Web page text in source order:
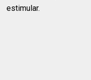
estimular.